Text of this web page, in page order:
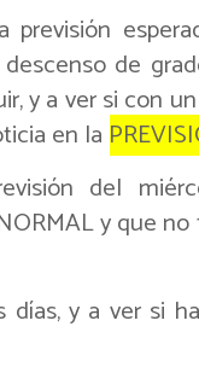
de
y a ver si con
en la
del
y que
días, y a ver si